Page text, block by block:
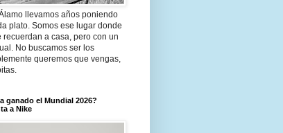
llevamos años poniendo
plato. Somos ese lugar donde
recuerdan a casa, pero con un
No buscamos ser los
queremos que vengas,
ganado el Mundial 2026?
a Nike